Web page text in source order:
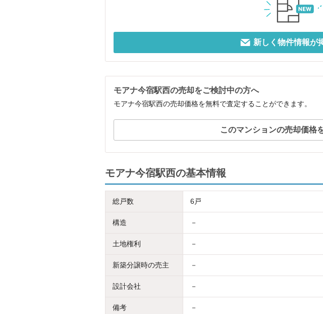
新しく物件情報が
モアナ今宿駅西の売却をご検討中の方へ
モアナ今宿駅西の売却価格を無料で査定することができます。
このマンションの売却価格を
モアナ今宿駅西の基本情報
総戸数 6戸
構造 －
土地権利 －
新築分譲時の売主 －
設計会社 －
備考 －